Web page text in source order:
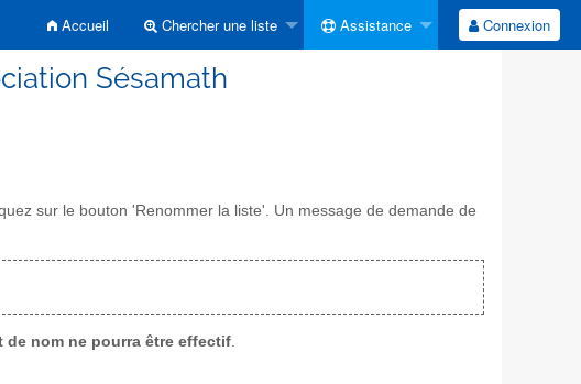
Accueil Chercher une liste Assistance Connexion
Sésamath
sur le bouton 'Renommer la liste'. Un message de demande de
de nom ne pourra être effectif